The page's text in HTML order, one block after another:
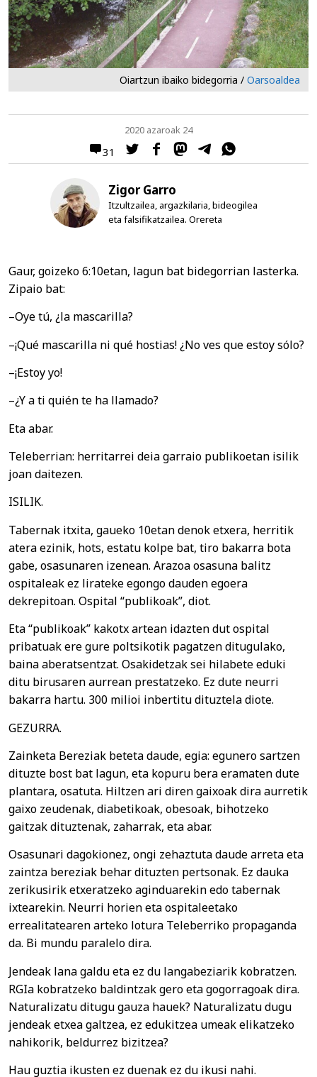
Oiartzun ibaiko bidegorria / Oarsoaldea
31
2020 azaroak 24
Zigor Garro
Itzultzailea, argazkilaria, bideogilea
eta falsifikatzailea. Orereta
Gaur, goizeko 6:10etan, lagun bat bidegorrian lasterka.
Zipaio bat:
–Oye tú, ¿la mascarilla?
–¡Qué mascarilla ni qué hostias! ¿No ves que estoy sólo?
–¡Estoy yo!
–¿Y a ti quién te ha llamado?
Eta abar.
Teleberrian: herritarrei deia garraio publikoetan isilik
joan daitezen.
ISILIK.
Tabernak itxita, gaueko 10etan denok etxera, herritik
atera ezinik, hots, estatu kolpe bat, tiro bakarra bota
gabe, osasunaren izenean. Arazoa osasuna balitz
ospitaleak ez lirateke egongo dauden egoera
dekrepitoan. Ospital “publikoak”, diot.
Eta “publikoak” kakotx artean idazten dut ospital
pribatuak ere gure poltsikotik pagatzen ditugulako,
baina aberatsentzat. Osakidetzak sei hilabete eduki
ditu birusaren aurrean prestatzeko. Ez dute neurri
bakarra hartu. 300 milioi inbertitu dituztela diote.
GEZURRA.
Zainketa Bereziak beteta daude, egia: egunero sartzen
dituzte bost bat lagun, eta kopuru bera eramaten dute
plantara, osatuta. Hiltzen ari diren gaixoak dira aurretik
gaixo zeudenak, diabetikoak, obesoak, bihotzeko
gaitzak dituztenak, zaharrak, eta abar.
Osasunari dagokionez, ongi zehaztuta daude arreta eta
zaintza bereziak behar dituzten pertsonak. Ez dauka
zerikusirik etxeratzeko aginduarekin edo tabernak
ixtearekin. Neurri horien eta ospitaleetako
errealitatearen arteko lotura Teleberriko propaganda
da. Bi mundu paralelo dira.
Jendeak lana galdu eta ez du langabeziarik kobratzen.
RGIa kobratzeko baldintzak gero eta gogorragoak dira.
Naturalizatu ditugu gauza hauek? Naturalizatu dugu
jendeak etxea galtzea, ez edukitzea umeak elikatzeko
nahikorik, beldurrez bizitzea?
Hau guztia ikusten ez duenak ez du ikusi nahi.